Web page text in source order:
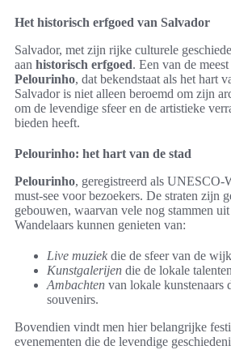
Het historisch erfgoed van Salvador
Salvador, met zijn rijke culturele
aan historisch erfgoed. Een van de
Pelourinho, dat bekendstaat als het hart
Salvador is niet alleen beroemd om zijn
om de levendige sfeer en de artistieke
bieden heeft.
Pelourinho: het hart van de stad
Pelourinho, geregistreerd als UNESCO-
must-see voor bezoekers. De straten zijn
gebouwen, waarvan vele nog stammen
Wandelaars kunnen genieten van:
Live muziek die de sfeer van de
Kunstgalerijen die de lokale
Ambachten van lokale kunstenaars
souvenirs.
Bovendien vindt men hier belangrijke
evenementen die de levendige